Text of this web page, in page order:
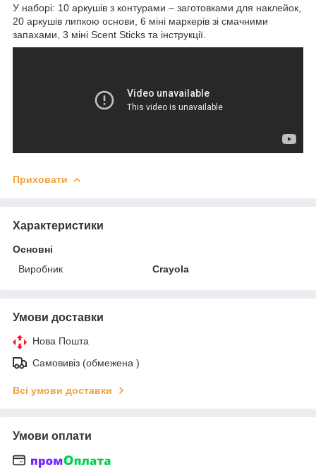
У наборі: 10 аркушів з контурами – заготовками для наклейок,
20 аркушів липкою основи, 6 міні маркерів зі смачними
запахами, 3 міні Scent Sticks та інструкції.
Приховати
Характеристики
Основні
Виробник
Crayola
Умови доставки
Нова Пошта
Самовивіз (обмежена )
Всі умови доставки
Умови оплати